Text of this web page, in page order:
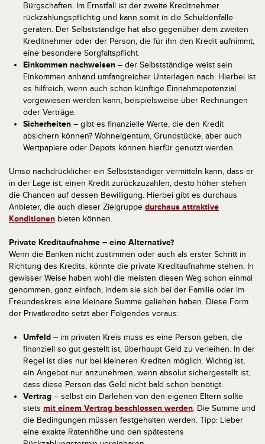
Bürgschaften. Im Ernstfall ist der zweite Kreditnehmer
rückzahlungspflichtig und kann somit in die Schuldenfalle
geraten. Der Selbstständige hat also gegenüber dem zweiten
Kreditnehmer oder der Person, die für ihn den Kredit aufnimmt,
eine besondere Sorgfaltspflicht.
Einkommen nachweisen – der Selbstständige weist sein
Einkommen anhand umfangreicher Unterlagen nach. Hierbei ist
es hilfreich, wenn auch schon künftige Einnahmepotenzial
vorgewiesen werden kann, beispielsweise über Rechnungen
oder Verträge.
Sicherheiten – gibt es finanzielle Werte, die den Kredit
absichern können? Wohneigentum, Grundstücke, aber auch
Wertpapiere oder Depots können hierfür genutzt werden.
Umso nachdrücklicher ein Selbstständiger vermitteln kann, dass er
in der Lage ist, einen Kredit zurückzuzahlen, desto höher stehen
die Chancen auf dessen Bewilligung. Hierbei gibt es durchaus
Anbieter, die auch dieser Zielgruppe durchaus attraktive
Konditionen bieten können.
Private Kreditaufnahme – eine Alternative?
Wenn die Banken nicht zustimmen oder auch als erster Schritt in
Richtung des Kredits, könnte die private Kreditaufnahme stehen. In
gewisser Weise haben wohl die meisten diesen Weg schon einmal
genommen, ganz einfach, indem sie sich bei der Familie oder im
Freundeskreis eine kleinere Summe geliehen haben. Diese Form
der Privatkredite setzt aber Folgendes voraus:
Umfeld – im privaten Kreis muss es eine Person geben, die
finanziell so gut gestellt ist, überhaupt Geld zu verleihen. In der
Regel ist dies nur bei kleineren Krediten möglich. Wichtig ist,
ein Angebot nur anzunehmen, wenn absolut sichergestellt ist,
dass diese Person das Geld nicht bald schon benötigt.
Vertrag – selbst ein Darlehen von den eigenen Eltern sollte
stets mit einem Vertrag beschlossen werden. Die Summe und
die Bedingungen müssen festgehalten werden. Tipp: Lieber
eine exakte Ratenhöhe und den spätestens